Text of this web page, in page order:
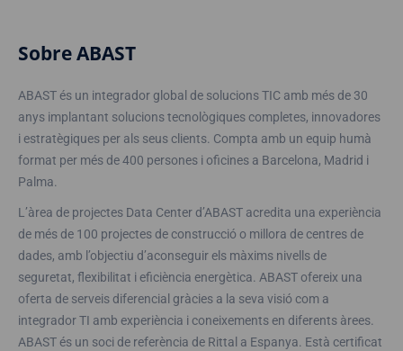
Sobre ABAST
ABAST és un integrador global de solucions TIC amb més de 30
anys implantant solucions tecnològiques completes, innovadores
i estratègiques per als seus clients. Compta amb un equip humà
format per més de 400 persones i oficines a Barcelona, ​​Madrid i
Palma.
L’àrea de projectes Data Center d’ABAST acredita una experiència
de més de 100 projectes de construcció o millora de centres de
dades, amb l’objectiu d’aconseguir els màxims nivells de
seguretat, flexibilitat i eficiència energètica. ABAST ofereix una
oferta de serveis diferencial gràcies a la seva visió com a
integrador TI amb experiència i coneixements en diferents àrees.
ABAST és un soci de referència de Rittal a Espanya. Està certificat